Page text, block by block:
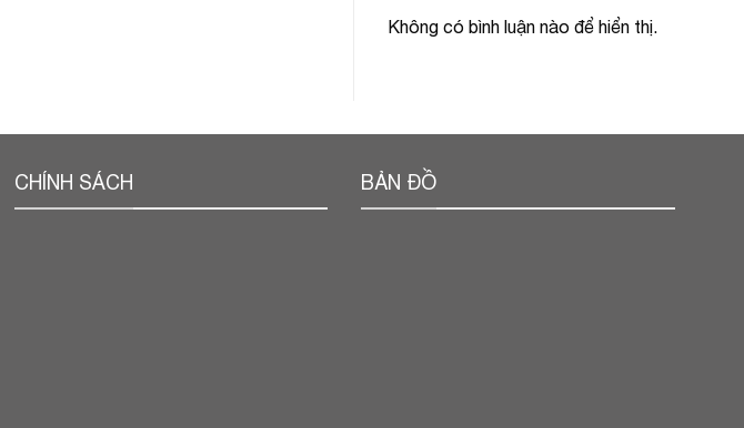
Không có bình luận nào để hiển thị.
CHÍNH SÁCH BẢN ĐỒ